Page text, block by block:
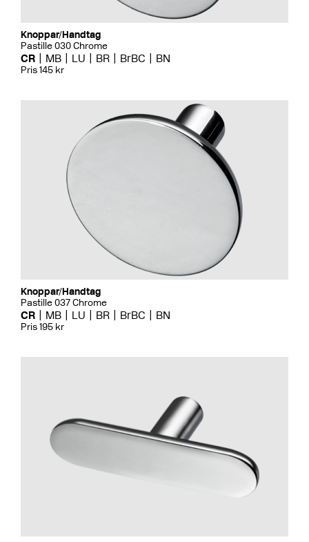
Knoppar/Handtag
Pastille 030 Chrome
CR MB LU BR BrBC BN
Pris 145 kr
Knoppar/Handtag
Pastille 037 Chrome
CR MB LU BR BrBC BN
Pris 195 kr